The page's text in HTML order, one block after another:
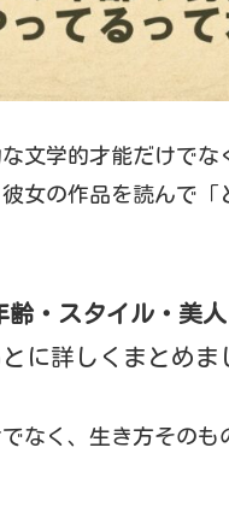
文学的才能だけで
女の作品を読んで
齢・スタイル・美
に詳しくまとめま
なく、生き方その